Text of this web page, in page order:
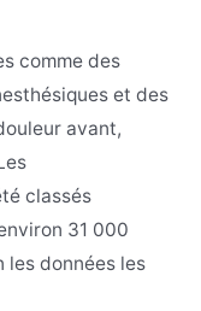
comme des
et des
avant,
classés
31 000
les données les